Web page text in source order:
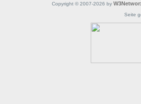
Copyright © 2007-2026 by
Seite